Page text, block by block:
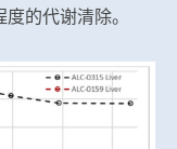
的代谢清除。